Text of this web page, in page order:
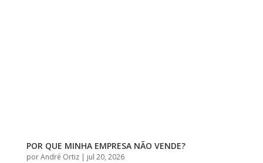
POR QUE MINHA EMPRESA NÃO VENDE?
porAndré Ortiz| jul 20, 2026